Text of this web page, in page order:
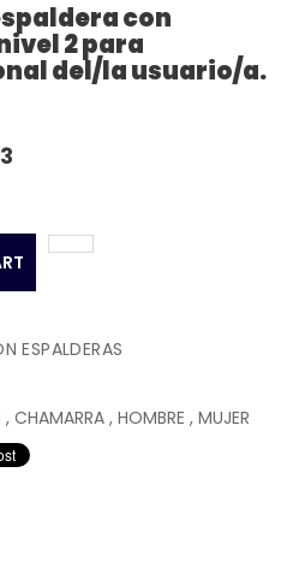
con
2 para
del/la usuario/a.
ESPALDERAS
, CHAMARRA , HOMBRE , MUJER